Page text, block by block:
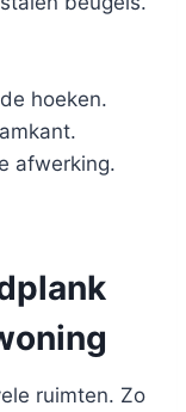
hoeken.
afwerking.
ruimten. Zo